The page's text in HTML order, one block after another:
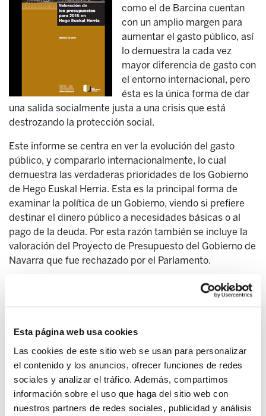
Esta página web usa cookies
Las cookies de este sitio web se usan para personalizar
el contenido y los anuncios, ofrecer funciones de redes
sociales y analizar el tráfico. Además, compartimos
información sobre el uso que haga del sitio web con
nuestros partners de redes sociales, publicidad y análisis
como el de Barcina cuentan
con un amplio margen para
aumentar el gasto público, así
lo demuestra la cada vez
mayor diferencia de gasto con
el entorno internacional, pero
ésta es la única forma de dar
una salida socialmente justa a una crisis que está
destrozando la protección social.
Este informe se centra en ver la evolución del gasto
público, y compararlo internacionalmente, lo cual
demuestra las verdaderas prioridades de los Gobierno
de Hego Euskal Herria. Esta es la principal forma de
examinar la política de un Gobierno, viendo si prefiere
destinar el dinero público a necesidades básicas o al
pago de la deuda. Por esta razón también se incluye la
valoración del Proyecto de Presupuesto del Gobierno de
Navarra que fue rechazado por el Parlamento.
Conclusiones de la CAPV
Entre los ejercicios 2009 y 2015 el gasto del Gobierno
Vasco en deuda pública ha crecido en 900 millones de
euros . En ese mismo periodo, los recortes, en relación
al PIB, llevados a cabo en salud (242 millones),
educación (362 millones) y vivienda (118 millones)
equivalen a 722 millones de euros. Los datos